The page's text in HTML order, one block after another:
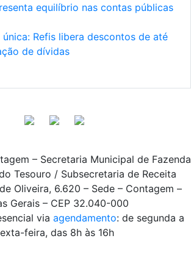
equilíbrio nas contas públicas
Refis libera descontos de até
de dívidas
– Secretaria Municipal de Fazenda
Tesouro / Subsecretaria de Receita
Oliveira, 6.620 – Sede – Contagem –
Gerais – CEP 32.040-000
via agendamento: de segunda a
feira, das 8h às 16h